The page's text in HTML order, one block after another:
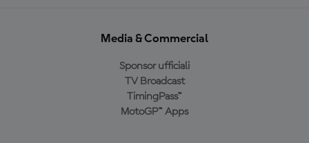
Media & Commercial
Sponsor ufficiali
TV Broadcast
TimingPass™
MotoGP™ Apps